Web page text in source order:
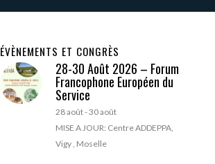
ÉVÈNEMENTS ET CONGRÈS
28-30 Août 2026 – Forum
Francophone Européen du
Service
28 août-30 août
MISE A JOUR: Centre ADDEPPA,
Vigy , Moselle